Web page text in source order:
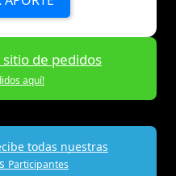
de pedidos
aquí!
todas nuestras
Participantes